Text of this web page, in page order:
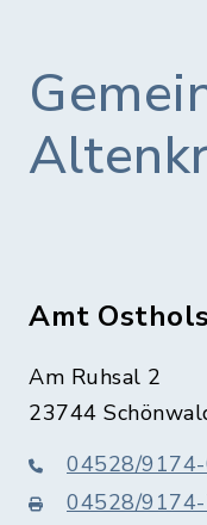
Amt
Am Ruhsal 2
23744
04528/
04528/